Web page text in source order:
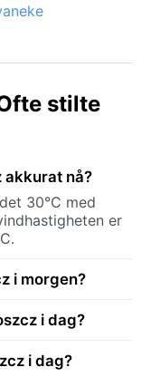
stilte
nå?
30°C med
er
i morgen?
i dag?
i dag?